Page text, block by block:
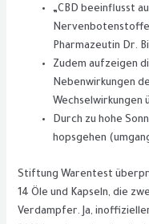
„CBD beeinflusst
Pharmazeutin Dr.
Zudem aufzeigen
Nebenwirkungen
Wechselwirkungen
Durch zu hohe
hopsgehen
Stiftung Warentest
14 Öle und Kapseln, die
Verdampfer. Ja,